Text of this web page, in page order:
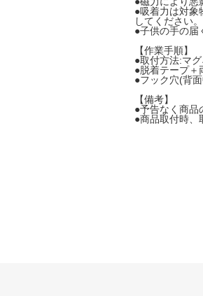
●吸着力は対象
してください。
●子供の手の届
【作業手順】
●取付方法:マ
●脱着テープ＋
●フック穴(背
【備考】
●予告なく商品
●商品取付時、